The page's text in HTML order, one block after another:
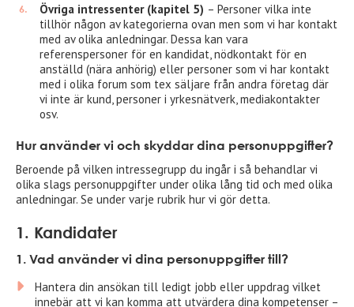
Övriga intressenter (kapitel 5) – Personer vilka inte
tillhör någon av kategorierna ovan men som vi har kontakt
med av olika anledningar. Dessa kan vara
referenspersoner för en kandidat, nödkontakt för en
anställd (nära anhörig) eller personer som vi har kontakt
med i olika forum som tex säljare från andra företag där
vi inte är kund, personer i yrkesnätverk, mediakontakter
osv.
Hur använder vi och skyddar dina personuppgifter?
Beroende på vilken intressegrupp du ingår i så behandlar vi
olika slags personuppgifter under olika lång tid och med olika
anledningar. Se under varje rubrik hur vi gör detta.
1. Kandidater
1. Vad använder vi dina personuppgifter till?
Hantera din ansökan till ledigt jobb eller uppdrag vilket
innebär att vi kan komma att utvärdera dina kompetenser –